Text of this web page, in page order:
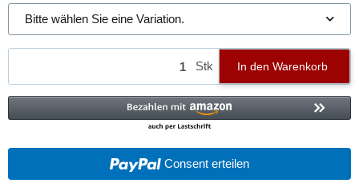
Bitte wählen Sie eine Variation.
Stk In den Warenkorb
Consent erteilen